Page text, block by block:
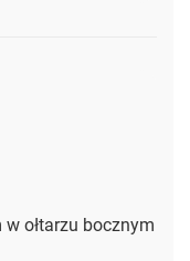
ołtarzu bocznym